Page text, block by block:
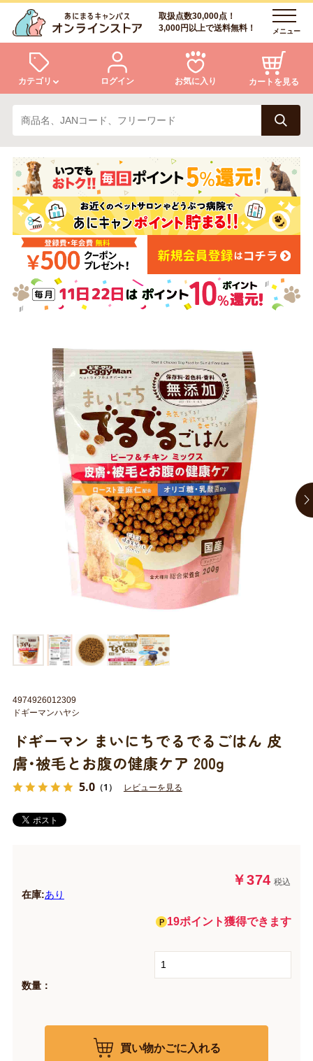
取扱点数30,000点！
3,000円以上で送料無料！
メニュー
カテゴリ
犬 猫
小動物・鳥 アクア・爬虫類・昆虫
ドッグフード キャットフード
美容・ケア用品 服・おさんぽ用品
日用品（デイリー） リビング雑貨
トリマーグッズ シニアサポート
ログイン お気に入り カートを見る
ログイン
会員登録
あにまるキャンパスについて
アフターサービス
商品リクエスト
お問い合わせ
ドギーマン まいにちでるでるごはん 皮
膚･被毛とお腹の健康ケア 200g
5.0（1） レビューを見る
￥374 税込
在庫:あり
19ポイント獲得できます
数量：
買い物かごに入れる
4974926012309
ドギーマンハヤシ